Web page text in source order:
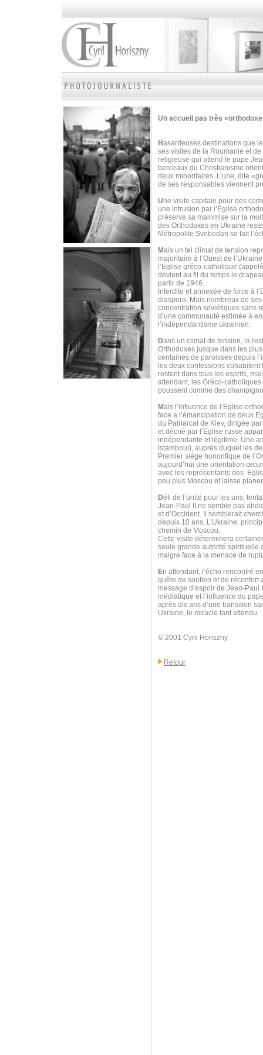
Un accueil pas très
H asardeuses destinations que
ses visites de la Roumanie et
religieuse qui attend le pape
berceaux du Christianisme
deux minoritaires. L’une, dite
de ses responsables viennent
Une visite capitale pour des
une intrusion par l’Eglise
préserve sa mainmise sur la
des Orthodoxes en Ukraine
Métropolite Svobodan se fait
Mais un tel climat de tension
majoritaire à l’Ouest de
l’Eglise gréco-catholique
devient au fil du temps le
partir de 1946.
Interdite et annexée de force à
diaspora. Mais nombreux de
concentration soviétiques sans
d’une communauté estimée à
l’indépendantisme ukrainien.
Dans un climat de tension, la
Orthodoxes jusque dans les
centaines de paroisses depuis
les deux confessions
restent dans tous les esprits,
attendant, les Gréco-
poussent comme des
Mais l’influence de l’Eglise
face a l’émancipation de deux
du Patriarcat de Kiev, dirigée
et décrié par l’Eglise russe
indépendante et légitime. Une
Istamboul), auprès duquel les
Premier siège honorifique de
aujourd’hui une orientation
avec les représentants des
peu plus Moscou et laisse
Défi de l’unité pour les uns,
Jean-Paul II ne semble pas
et d’Occident. Il semblerait
depuis 10 ans. L’Ukraine,
chemin de Moscou.
Cette visite déterminera
seule grande autorité spirituelle
maigre face à la menace de
En attendant, l’écho rencontré
quête de soutien et de réconfort
message d’espoir de Jean-
médiatique et l’influence du
après dix ans d’une transition
Ukraine, le miracle tant attendu.
© 2001 Cyril Horiszny
Retour